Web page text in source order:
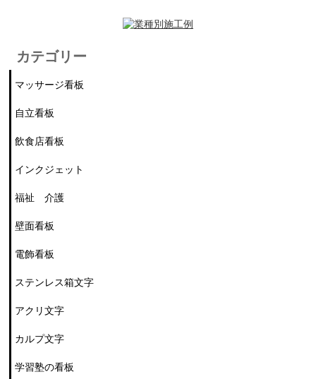
カテゴリー
マッサージ看板
自立看板
飲食店看板
インクジェット
福祉 介護
壁面看板
電飾看板
ステンレス箱文字
アクリ文字
カルプ文字
学習塾の看板